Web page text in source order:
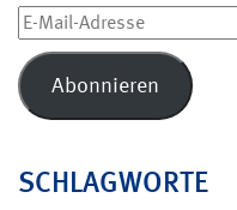
E-
Mail-
Adresse
Abonnieren
SCHLAGWORTE